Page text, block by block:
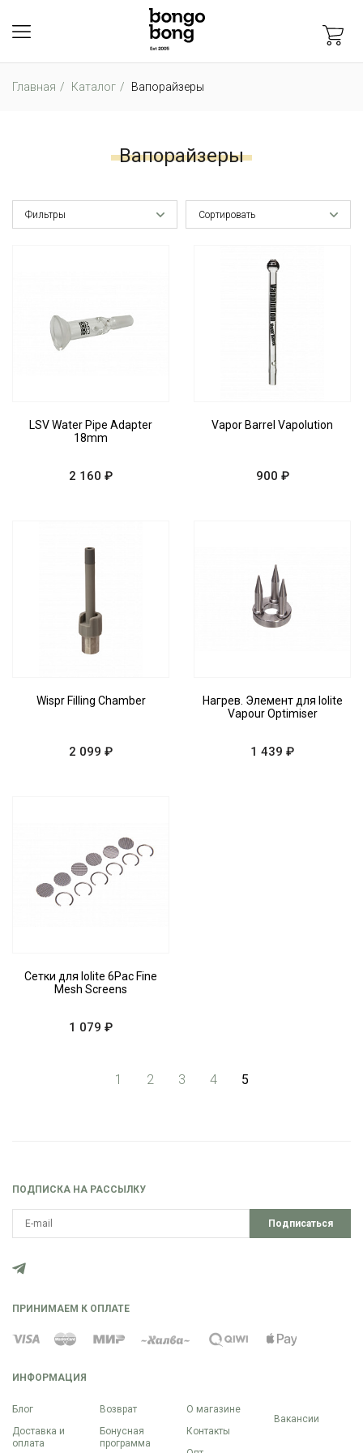
Главная Каталог Вапорайзеры
Вапорайзеры
Фильтры Сортировать
LSV Water Pipe Adapter
18mm
2 160 ₽
Vapor Barrel Vapolution
900 ₽
Wispr Filling Chamber
2 099 ₽
Нагрев. Элемент для Iolite
Vapour Optimiser
1 439 ₽
Сетки для Iolite 6Pac Fine
Mesh Screens
1 079 ₽
1 2 3 4 5
ИНФОРМАЦИЯ
Блог
Доставка и
оплата
Возврат
Бонусная
программа
О магазине
Контакты
Вакансии
ПОДПИСКА НА РАССЫЛКУ
Подписаться
ПРИНИМАЕМ К ОПЛАТЕ